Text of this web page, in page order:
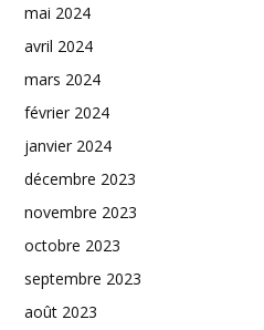
mai 2024
avril 2024
mars 2024
février 2024
janvier 2024
décembre 2023
novembre 2023
octobre 2023
septembre 2023
août 2023